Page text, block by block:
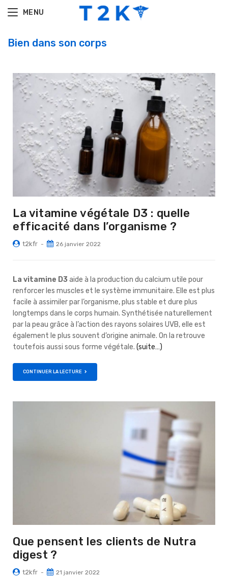
MENU
Bien dans son corps
La vitamine végétale D3 : quelle
efficacité dans l’organisme ?
t2kfr 26 janvier 2022
La vitamine D3 aide à la production du calcium utile pour
renforcer les muscles et le système immunitaire. Elle est plus
facile à assimiler par l’organisme, plus stable et dure plus
longtemps dans le corps humain. Synthétisée naturellement
par la peau grâce à l’action des rayons solaires UVB, elle est
également le plus souvent d’origine animale. On la retrouve
toutefois aussi sous forme végétale. (suite…)
CONTINUER LA LECTURE
Que pensent les clients de Nutra
digest ?
t2kfr 21 janvier 2022